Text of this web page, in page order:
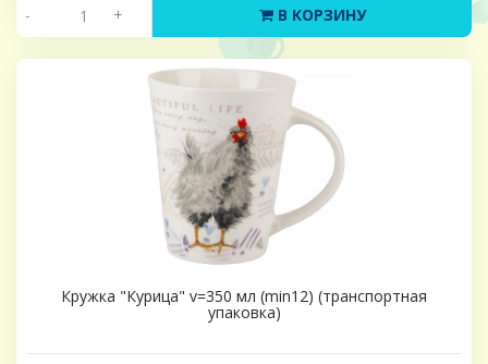
- + В КОРЗИНУ
Кружка "Курица" v=350 мл (min12) (транспортная
упаковка)